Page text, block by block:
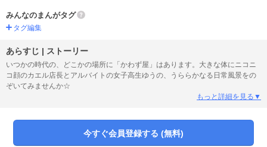
みんなのまんがタグ
タグ編集
あらすじ | ストーリー
いつかの時代の、どこかの場所に「かわず屋」はあります。大きな体にニコニ
コ顔のカエル店長とアルバイトの女子高生ゆうの、うららかなる日常風景をの
ぞいてみませんか☆
もっと詳細を見る▼
今すぐ会員登録する (無料)